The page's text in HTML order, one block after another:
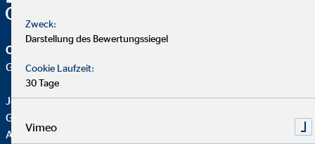
OVB Vermögensberatung AG
Geschäftsstelle | Schmölln
Johannes Lindlau
Generalagent für die OVB
Altenburger Str.3
Zweck:
Darstellung des Bewertungssiegel
Cookie Laufzeit:
30 Tage
Vimeo